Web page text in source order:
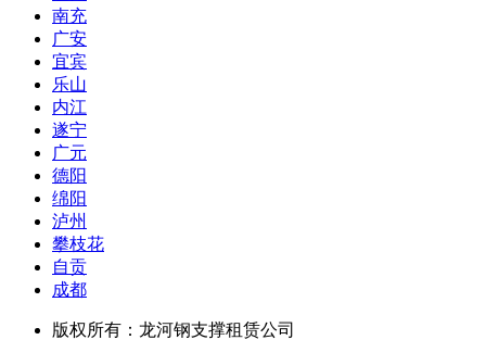
南充
广安
宜宾
乐山
内江
遂宁
广元
德阳
绵阳
泸州
攀枝花
自贡
成都
版权所有：龙河钢支撑租赁公司